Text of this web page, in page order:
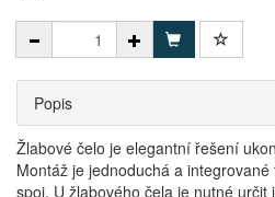
Popis
Žlabové čelo je elegantní řešení
Montáž je jednoduchá a
spoj. U žlabového čela je nutné